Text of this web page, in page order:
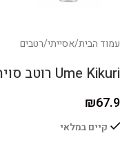
עמוד הבית/אסייתי/רטבים
Ume Kikuri רוטב סויה ושזיפים
₪67.9
קיים במלאי